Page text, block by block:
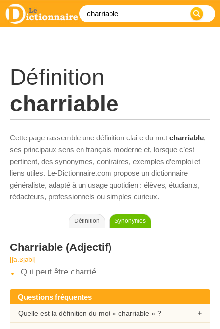
Définition
charriable
Cette page rassemble une définition claire du mot charriable,
ses principaux sens en français moderne et, lorsque c’est
pertinent, des synonymes, contraires, exemples d’emploi et
liens utiles. Le-Dictionnaire.com propose un dictionnaire
généraliste, adapté à un usage quotidien : élèves, étudiants,
rédacteurs, professionnels ou simples curieux.
Définition Synonymes
Charriable (Adjectif)
[ʃa.ʁjabl]
Qui peut être charrié.
Questions fréquentes
Quelle est la définition du mot « charriable » ?